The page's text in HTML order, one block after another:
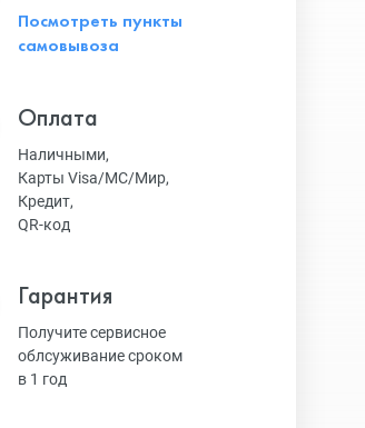
Посмотреть пункты
самовывоза
Оплата
Наличными,
Карты Visa/MC/Мир,
Кредит,
QR-код
Гарантия
Получите сервисное
облсуживание сроком
в 1 год